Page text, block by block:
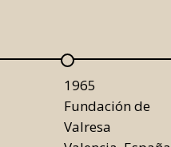
1965
Fundación de
Valresa